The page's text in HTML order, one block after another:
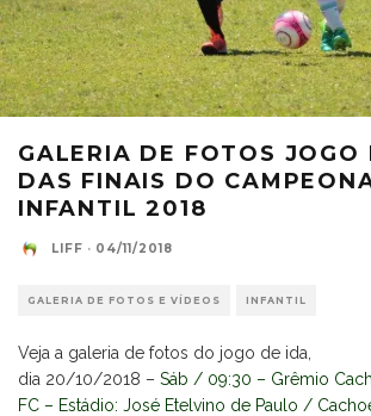
GALERIA DE FOTOS JOGO
DAS FINAIS DO
INFANTIL 2018
LIFF · 04/11/2018
GALERIA DE FOTOS E VÍDEOS INFANTIL
Veja a galeria de fotos do jogo de ida,
dia 20/10/2018 – Sáb / 09:30 – Grêmio
FC – Estádio: José Etelvino de Paulo /